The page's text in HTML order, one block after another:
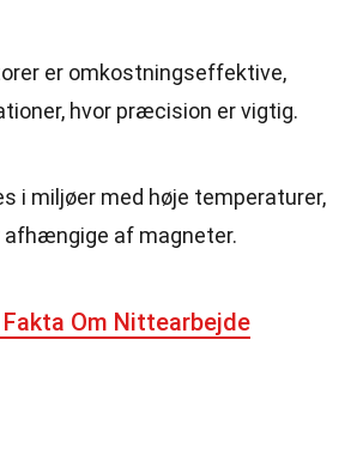
er omkostningseffektive,
hvor præcision er vigtig.
i miljøer med høje temperaturer,
afhængige af magneter.
Fakta Om Nittearbejde